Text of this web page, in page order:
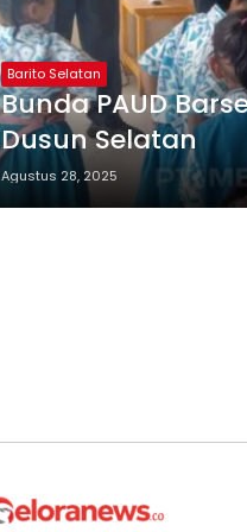
Barito Selatan
Bunda PAUD
Dusun Selatan
Agustus 28, 2025